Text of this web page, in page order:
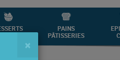
×
PAINS
PÂTISSERIES